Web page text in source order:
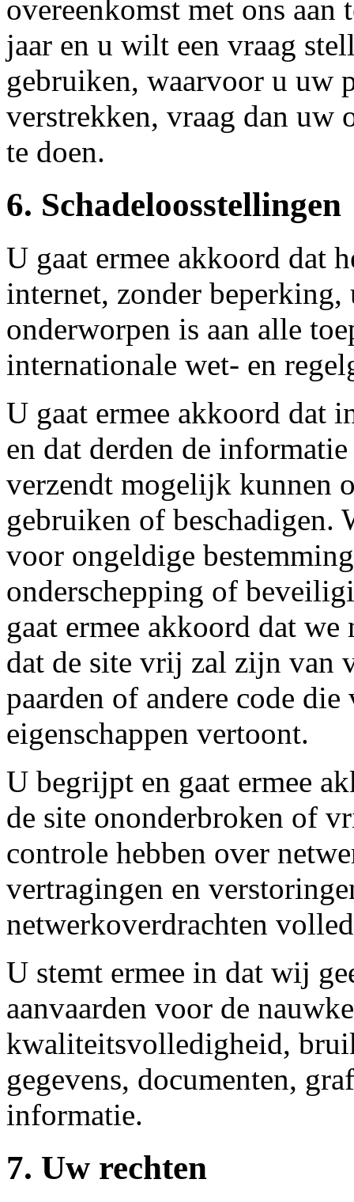
overeenkomst met ons
jaar en u wilt een vraag
gebruiken, waarvoor u uw
verstrekken, vraag dan uw
te doen.
6. Schadeloosstellingen
U gaat ermee akkoord dat
internet, zonder
onderworpen is aan alle
internationale wet- en
U gaat ermee akkoord dat
en dat derden de
verzendt mogelijk kunnen
gebruiken of
voor ongeldige
onderschepping of
gaat ermee akkoord dat
dat de site vrij zal zijn van
paarden of andere code
eigenschappen vertoont.
U begrijpt en gaat ermee
de site ononderbroken of
controle hebben over
vertragingen en
netwerkoverdrachten
U stemt ermee in dat wij
aanvaarden voor de
kwaliteitsvolledigheid,
gegevens, documenten,
informatie.
7. Uw rechten